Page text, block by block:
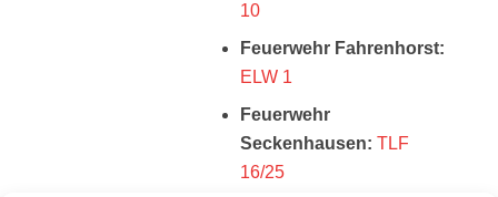
10
Feuerwehr Fahrenhorst:
ELW 1
Feuerwehr
Seckenhausen: TLF
16/25